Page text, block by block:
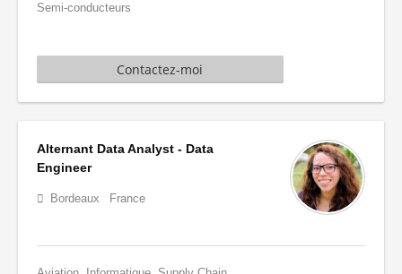
Semi-conducteurs
Contactez-moi
Alternant Data Analyst - Data
Engineer
Bordeaux France